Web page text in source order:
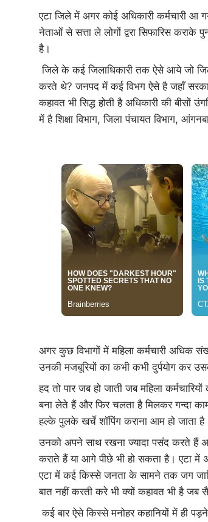
एटा जिले में अगर कोई अधिकारी कर्मचारी आ
नेताओं से सत्ता ले लोगों द्वरा सिफारिस
है।
जिले के कई जिलाधिकारी तक ऐसे आये जो
करते थे? जनपद में कई विभग ऐसे है जहाँ
कहावत भी सिद्ध होती है अधिकारी की बीसों
में है शिक्षा विभाग, जिला पंचायत विभाग,
अगर कुछ विभागों में महिला कर्मचारी अधिक
उनकी मजबूरियों का कभी कभी दुर्पयोग कर
हद तो पार जब हो जाती जब महिला
बना लेते हैं और फिर चलता है मिलकर गन्दा
हल्के पुलके खर्चे शॉपिंग कराना आम हो जाता
उनको अपने साथ रखना ज्यादा पसंद करते हैं
कराते हैं या आगे पीछे भी हो सकता है। एटा में
एटा में कई किस्से जनता के सामने तक जग
बात नहीं करती करे भी क्यों कहावत भी है जब
कई बार ऐसे किस्से मनोहर कहानियों में ही